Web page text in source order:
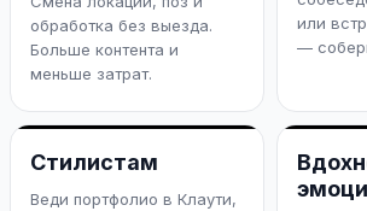
обработка без выезда.
Больше контента и
меньше затрат.
или
—
Стилистам
Веди портфолио в Клаути,